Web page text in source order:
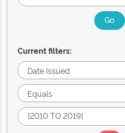
Current filters: